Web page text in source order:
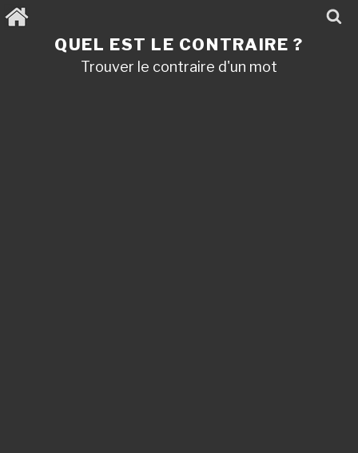
Aller
au
QUEL EST LE CONTRAIRE ?
Trouver le contraire d'un mot